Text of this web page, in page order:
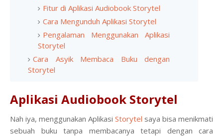
Fitur di Aplikasi Audiobook Storytel
Cara Mengunduh Aplikasi Storytel
Pengalaman Menggunakan Aplikasi
Storytel
Cara Asyik Membaca Buku dengan
Storytel
Aplikasi Audiobook Storytel
Nah iya, menggunakan Aplikasi Storytel saya bisa menikmati
sebuah buku tanpa membacanya tetapi dengan cara